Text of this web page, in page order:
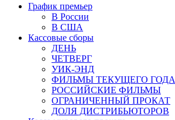
График премьер
В России
В США
Кассовые сборы
ДЕНЬ
ЧЕТВЕРГ
УИК-ЭНД
ФИЛЬМЫ ТЕКУЩЕГО ГОДА
РОССИЙСКИЕ ФИЛЬМЫ
ОГРАНИЧЕННЫЙ ПРОКАТ
ДОЛЯ ДИСТРИБЬЮТОРОВ